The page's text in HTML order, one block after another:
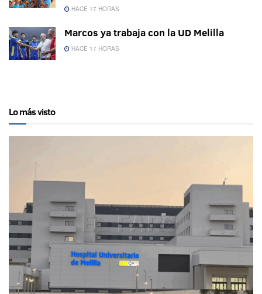
HACE 17 HORAS
Marcos ya trabaja con la UD Melilla
HACE 17 HORAS
Lo más visto